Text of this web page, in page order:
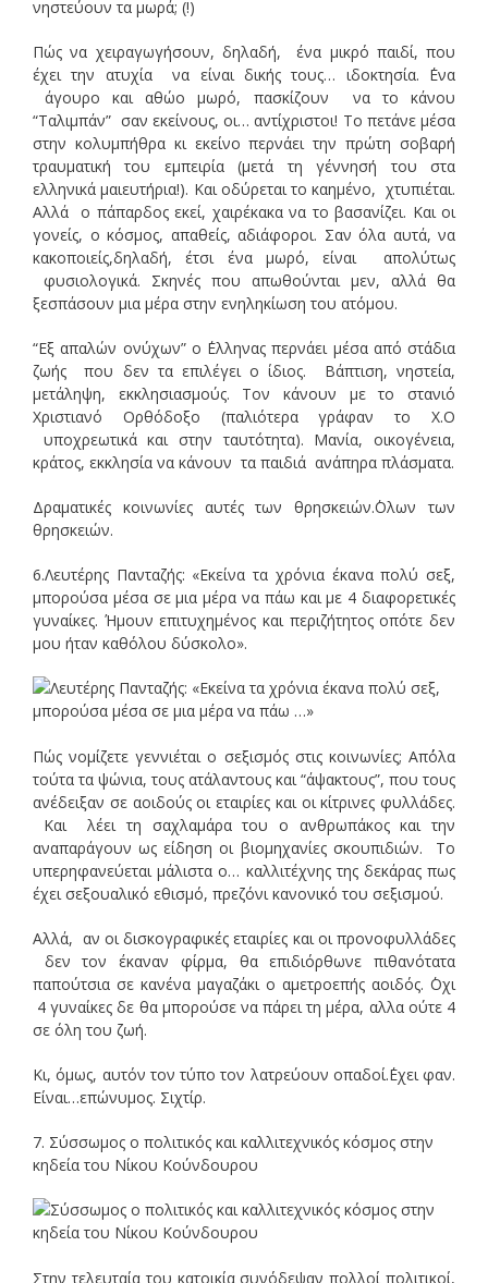
νηστεύουν τα μωρά; (!)
Πώς να χειραγωγήσουν, δηλαδή, ένα μικρό παιδί, που
έχει την ατυχία να είναι δικής τους… ιδοκτησία. ΄Ενα
άγουρο και αθώο μωρό, πασκίζουν να το κάνου
“Ταλιμπάν” σαν εκείνους, οι… αντίχριστοι! Το πετάνε μέσα
στην κολυμπήθρα κι εκείνο περνάει την πρώτη σοβαρή
τραυματική του εμπειρία (μετά τη γέννησή του στα
ελληνικά μαιευτήρια!). Και οδύρεται το καημένο, χτυπιέται.
Αλλά ο πάπαρδος εκεί, χαιρέκακα να το βασανίζει. Και οι
γονείς, ο κόσμος, απαθείς, αδιάφοροι. Σαν όλα αυτά, να
κακοποιείς,δηλαδή, έτσι ένα μωρό, είναι απολύτως
φυσιολογικά. Σκηνές που απωθούνται μεν, αλλά θα
ξεσπάσουν μια μέρα στην ενηληκίωση του ατόμου.
“Εξ απαλών ονύχων” ο ΄Ελληνας περνάει μέσα από στάδια
ζωής που δεν τα επιλέγει ο ίδιος. Βάπτιση, νηστεία,
μετάληψη, εκκλησιασμούς. Τον κάνουν με το στανιό
Χριστιανό Ορθόδοξο (παλιότερα γράφαν το Χ.Ο
υποχρεωτικά και στην ταυτότητα). Μανία, οικογένεια,
κράτος, εκκλησία να κάνουν τα παιδιά ανάπηρα πλάσματα.
Δραματικές κοινωνίες αυτές των θρησκειών.΄Ολων των
θρησκειών.
6.Λευτέρης Πανταζής: «Εκείνα τα χρόνια έκανα πολύ σεξ,
μπορούσα μέσα σε μια μέρα να πάω και με 4 διαφορετικές
γυναίκες. Ήμουν επιτυχημένος και περιζήτητος οπότε δεν
μου ήταν καθόλου δύσκολο».
Πώς νομίζετε γεννιέται ο σεξισμός στις κοινωνίες; Απ΄όλα
τούτα τα ψώνια, τους ατάλαντους και “άψακτους”, που τους
ανέδειξαν σε αοιδούς οι εταιρίες και οι κίτρινες φυλλάδες.
Και λέει τη σαχλαμάρα του ο ανθρωπάκος και την
αναπαράγουν ως είδηση οι βιομηχανίες σκουπιδιών. Το
υπερηφανεύεται μάλιστα ο… καλλιτέχνης της δεκάρας πως
έχει σεξουαλικό εθισμό, πρεζόνι κανονικό του σεξισμού.
Αλλά, αν οι δισκογραφικές εταιρίες και οι προνοφυλλάδες
δεν τον έκαναν φίρμα, θα επιδιόρθωνε πιθανότατα
παπούτσια σε κανένα μαγαζάκι ο αμετροεπής αοιδός. ΄Οχι
4 γυναίκες δε θα μπορούσε να πάρει τη μέρα, αλλα ούτε 4
σε όλη του ζωή.
Κι, όμως, αυτόν τον τύπο τον λατρεύουν οπαδοί.΄Εχει φαν.
Είναι…επώνυμος. Σιχτίρ.
7. Σύσσωμος ο πολιτικός και καλλιτεχνικός κόσμος στην
κηδεία του Νίκου Κούνδουρου
Στην τελευταία του κατοικία συνόδεψαν πολλοί πολιτικοί,